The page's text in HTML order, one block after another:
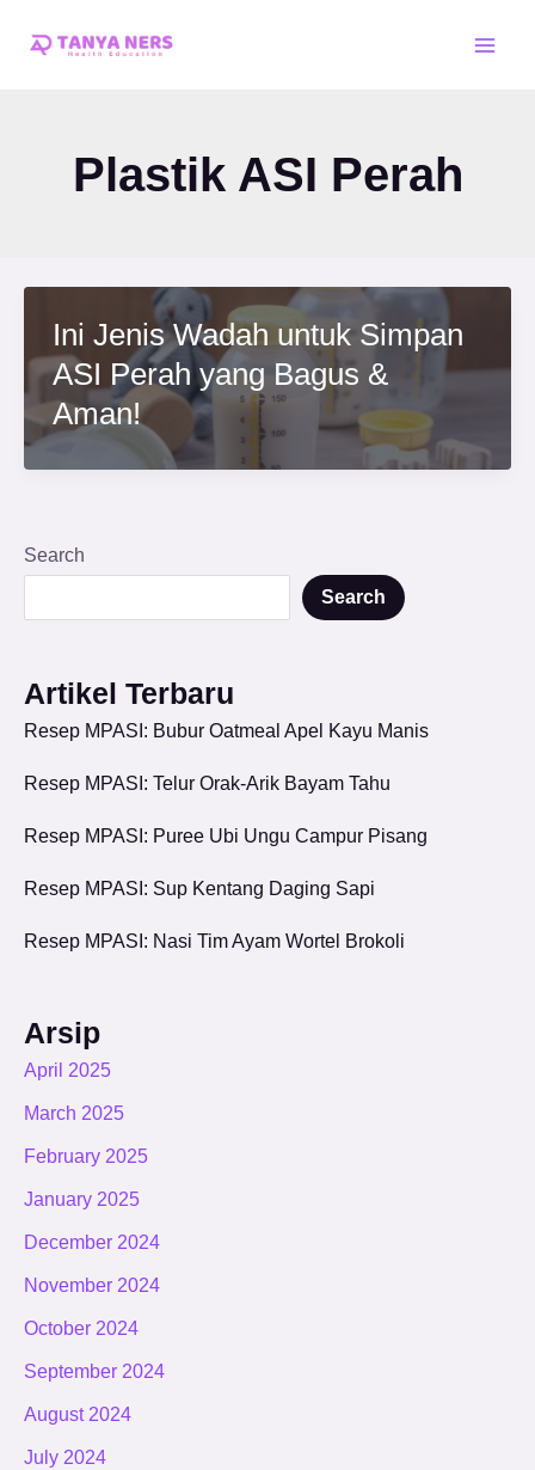
Plastik ASI Perah
Ini Jenis Wadah untuk Simpan
ASI Perah yang Bagus &
Aman!
Search
Search
Artikel Terbaru
Resep MPASI: Bubur Oatmeal Apel Kayu Manis
Resep MPASI: Telur Orak-Arik Bayam Tahu
Resep MPASI: Puree Ubi Ungu Campur Pisang
Resep MPASI: Sup Kentang Daging Sapi
Resep MPASI: Nasi Tim Ayam Wortel Brokoli
Arsip
April 2025
March 2025
February 2025
January 2025
December 2024
November 2024
October 2024
September 2024
August 2024
July 2024